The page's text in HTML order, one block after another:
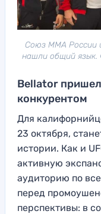
Союз ММА России
нашли общий
Bellator
конкурентом
Для
23 октября,
истории. Как и
активную
аудиторию по
перед
перспективы: в